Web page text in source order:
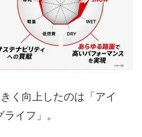
く向上したのは「アイ
イフ」。